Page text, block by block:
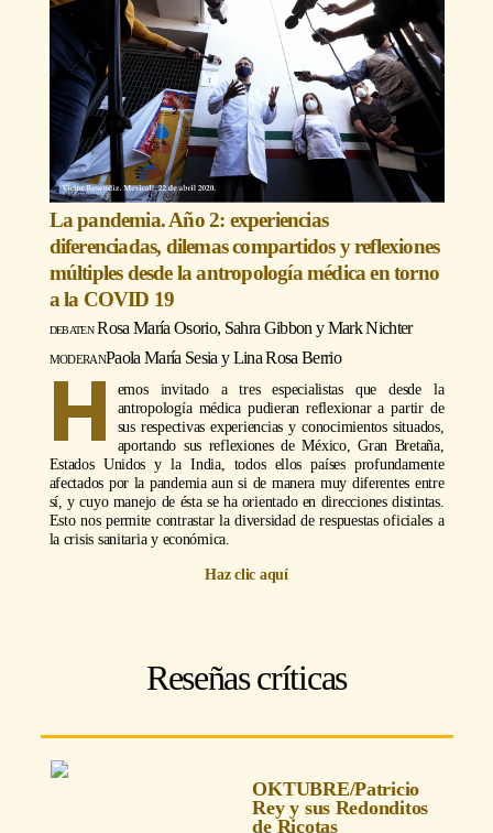
La pandemia. Año 2: experiencias
diferenciadas, dilemas compartidos y reflexiones
múltiples desde la antropología médica en torno
a la COVID 19
Rosa María Osorio, Sahra Gibbon y Mark Nichter
moderanPaola María Sesia y Lina Rosa Berrio
H
emos invitado a tres especialistas que desde la
antropología médica pudieran reflexionar a partir de
sus respectivas experiencias y conocimientos situados,
aportando sus reflexiones de México, Gran Bretaña,
Estados Unidos y la India, todos ellos países profundamente
afectados por la pandemia aun si de manera muy diferentes entre
sí, y cuyo manejo de ésta se ha orientado en direcciones distintas.
Esto nos permite contrastar la diversidad de respuestas oficiales a
la crisis sanitaria y económica.
Haz clic aquí
Reseñas críticas
OKTUBRE/Patricio
Rey y sus Redonditos
de Ricotas